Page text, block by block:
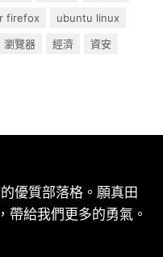
firefox
ubuntu linux
瀏覽器 經濟
資安
優質部落格。願真田
帶給我們更多的勇氣。